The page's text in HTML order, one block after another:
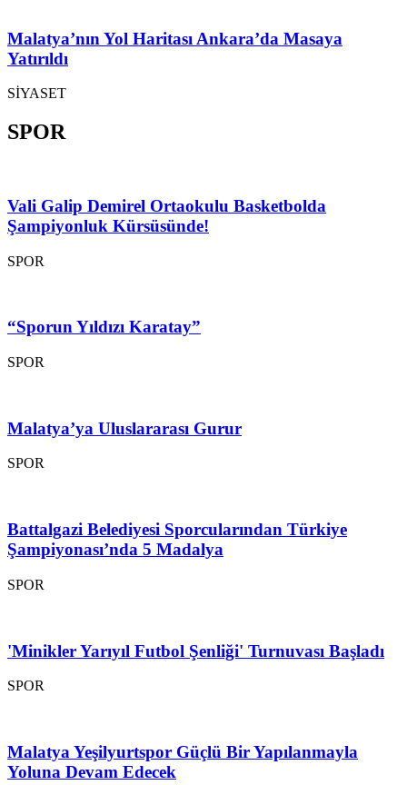
Malatya’nın Yol Haritası Ankara’da Masaya
Yatırıldı
SİYASET
SPOR
Vali Galip Demirel Ortaokulu Basketbolda
Şampiyonluk Kürsüsünde!
SPOR
“Sporun Yıldızı Karatay”
SPOR
Malatya’ya Uluslararası Gurur
SPOR
Battalgazi Belediyesi Sporcularından Türkiye
Şampiyonası’nda 5 Madalya
SPOR
'Minikler Yarıyıl Futbol Şenliği' Turnuvası Başladı
SPOR
Malatya Yeşilyurtspor Güçlü Bir Yapılanmayla
Yoluna Devam Edecek